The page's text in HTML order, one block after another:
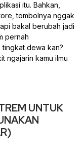
itu. Bahkan,
tombolnya nggak
bakal berubah jadi
pernah
dewa kan?
ngajarin kamu ilmu
UNTUK